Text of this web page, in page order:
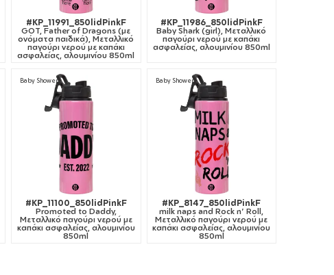
#KP_11991_850lidPinkF
GOT, Father of Dragons (με
ονόματα παιδικά), Μεταλλικό
παγούρι νερού με καπάκι
ασφαλείας, αλουμινίου 850ml
#KP_11986_850lidPinkF
Baby Shark (girl), Μεταλλικό
παγούρι νερού με καπάκι
ασφαλείας, αλουμινίου 850ml
Baby Shower
#KP_11100_850lidPinkF
Promoted to Daddy,
Μεταλλικό παγούρι νερού με
καπάκι ασφαλείας, αλουμινίου
850ml
Baby Shower
#KP_8147_850lidPinkF
milk naps and Rock n' Roll,
Μεταλλικό παγούρι νερού με
καπάκι ασφαλείας, αλουμινίου
850ml